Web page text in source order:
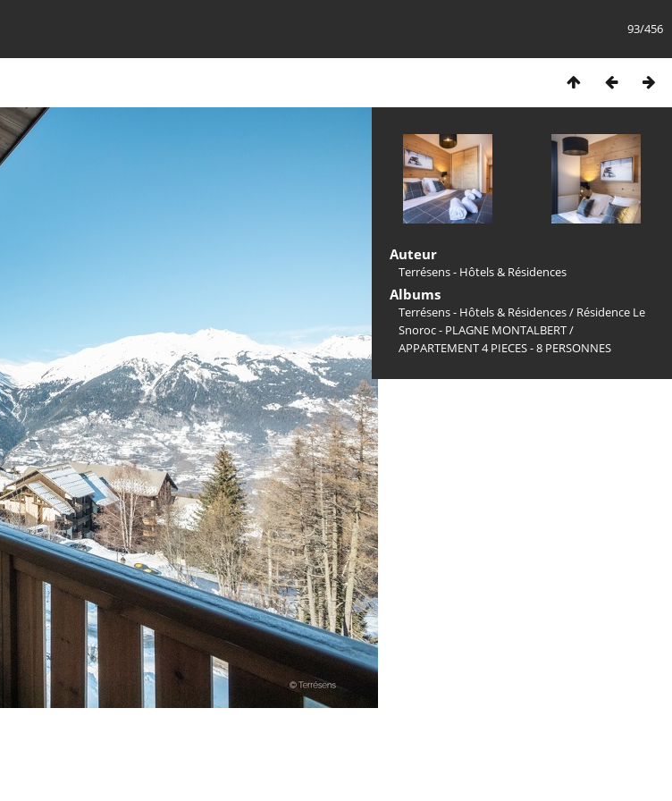
93/456
Auteur
Terrésens - Hôtels & Résidences
Albums
Terrésens - Hôtels & Résidences/ Résidence Le
Snoroc - PLAGNE MONTALBERT/
APPARTEMENT 4 PIECES - 8 PERSONNES